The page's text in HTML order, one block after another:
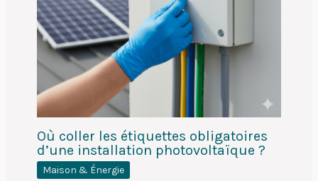
Où coller les étiquettes obligatoires
d’une installation photovoltaïque ?
Maison & Énergie